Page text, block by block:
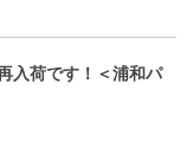
入荷です！＜浦和パ